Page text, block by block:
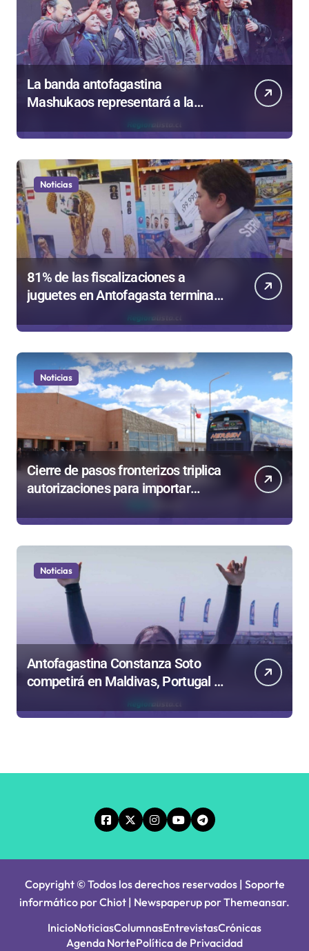
La banda antofagastina
Mashukaos representará a la
de Valparaíso
Noticias
81% de las fiscalizaciones a
juguetes en Antofagasta termina
en sumarios sanitarios
Noticias
Cierre de pasos fronterizos triplica
autorizaciones para importar
Noticias
Antofagastina Constanza Soto
competirá en Maldivas, Portugal y
Brasil por el Tour Mundial de
Bodyboard
Copyright © Todos los derechos reservados | Soporte
informático por Chiot | Newspaperup porThemeansar.
InicioNoticiasColumnasEntrevistasCrónicas
Agenda NortePolítica de Privacidad